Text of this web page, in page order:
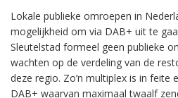
Lokale publieke omroepen in
mogelijkheid om via DAB+ uit te
Sleutelstad formeel geen publieke
wachten op de verdeling van de
deze regio. Zo’n multiplex is in feite
DAB+ waarvan maximaal twaalf